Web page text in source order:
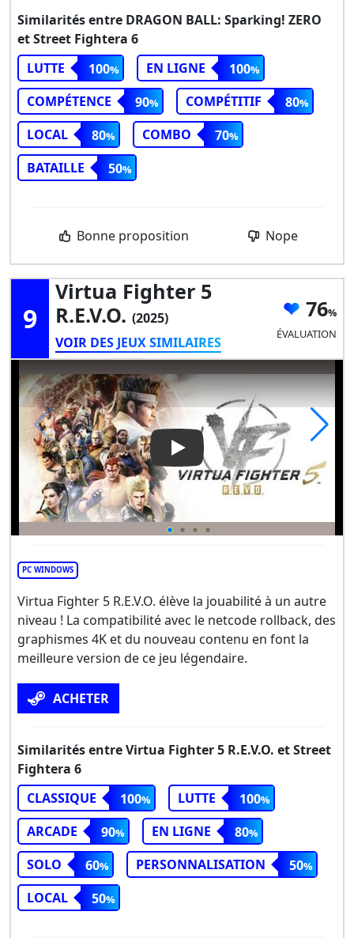
Similarités entre DRAGON BALL: Sparking! ZERO
et Street Fightera 6
LUTTE
100 EN LIGNE
100
COMPÉTENCE
90 COMPÉTITIF
80
LOCAL
80 COMBO
70
BATAILLE
50
Bonne proposition Nope
9
Virtua Fighter 5
R.E.V.O. (2025)
VOIR DES JEUX SIMILAIRES
76
ÉVALUATION
Play Video: Virtua Fighter 5
PC WINDOWS
Virtua Fighter 5 R.E.V.O. élève la jouabilité à un autre
niveau ! La compatibilité avec le netcode rollback, des
graphismes 4K et du nouveau contenu en font la
meilleure version de ce jeu légendaire.
ACHETER
Similarités entre Virtua Fighter 5 R.E.V.O. et Street
Fightera 6
CLASSIQUE
100 LUTTE
100
ARCADE
90 EN LIGNE
80
SOLO
60 PERSONNALISATION
50
LOCAL
50